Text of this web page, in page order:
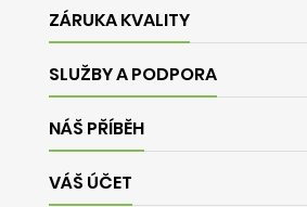
ZÁRUKA KVALITY
SLUŽBY A PODPORA
NÁŠ PŘÍBĚH
VÁŠ ÚČET